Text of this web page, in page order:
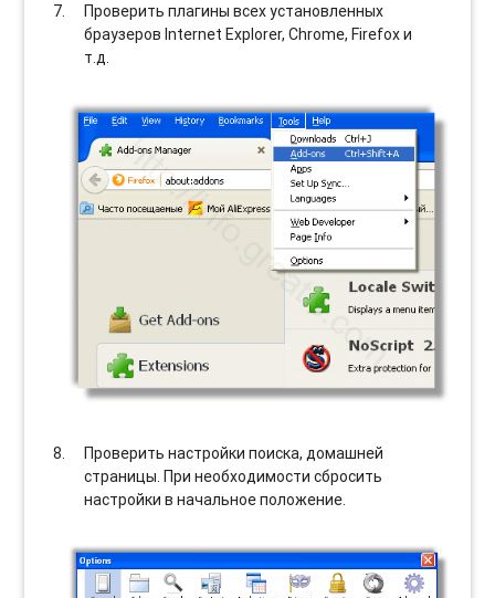
Проверить плагины всех установленных
браузеров Internet Explorer, Chrome, Firefox и
т.д.
Проверить настройки поиска, домашней
страницы. При необходимости сбросить
настройки в начальное положение.